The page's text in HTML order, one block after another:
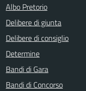
Albo Pretorio
Delibere di giunta
Delibere di consiglio
Determine
Bandi di Gara
Bandi di Concorso